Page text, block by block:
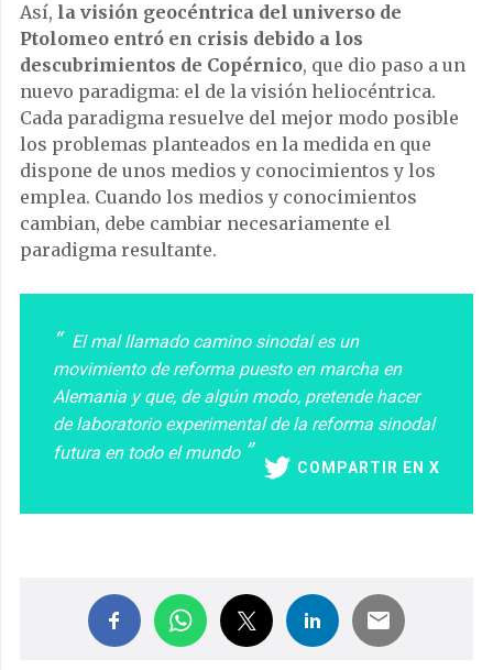
Así, la visión geocéntrica del universo de
Ptolomeo entró en crisis debido a los
descubrimientos de Copérnico, que dio paso a un
nuevo paradigma: el de la visión heliocéntrica.
Cada paradigma resuelve del mejor modo posible
los problemas planteados en la medida en que
dispone de unos medios y conocimientos y los
emplea. Cuando los medios y conocimientos
cambian, debe cambiar necesariamente el
paradigma resultante.
El mal llamado camino sinodal es un
movimiento de reforma puesto en marcha en
Alemania y que, de algún modo, pretende hacer
de laboratorio experimental de la reforma sinodal
futura en todo el mundo
COMPARTIR EN X